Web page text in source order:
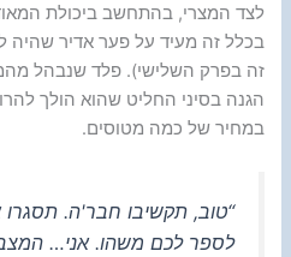
לצד המצרי, בהתחשב ביכולת
בכלל זה מעיד על פער אדיר שהיה
זה בפרק השלישי). פלד שנבהל
הגנה בסיני החליט שהוא הולך
במחיר של כמה מטוסים.
“טוב, תקשיבו חבר'ה. תסגרו
לספר לכם משהו. אני…